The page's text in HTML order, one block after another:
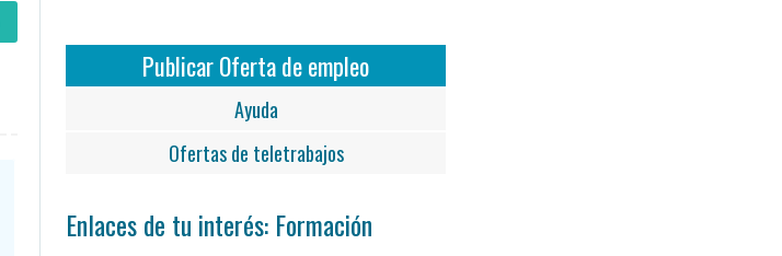
Publicar Oferta de empleo
Ayuda
Ofertas de teletrabajos
Enlaces de tu interés: Formación